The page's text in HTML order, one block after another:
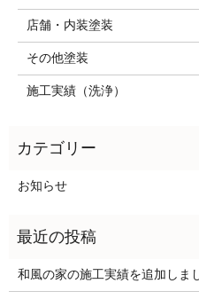
店舗・内装塗装
その他塗装
施工実績（洗浄）
お知らせ
和風の家の施工実績を追加しま